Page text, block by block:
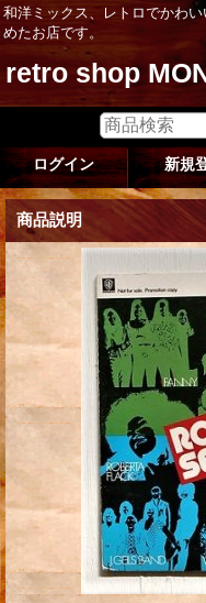
和洋ミックス、レトロでかわ
めたお店です。
retro shop
ログイン 新規
商品説明